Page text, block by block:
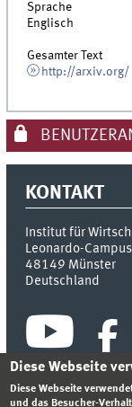
Sprache
Englisch
Gesamter Text
http://arxiv.org/
KONTAKT
Institut für
Leonardo-
48149 Münster
Deutschland
Diese Webseite
Diese Webseite
und das Besucher-